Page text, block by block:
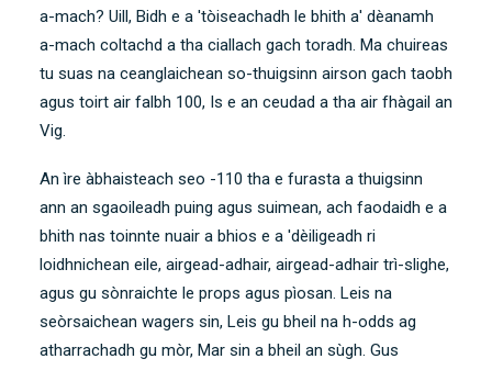
a-mach? Uill, Bidh e a 'tòiseachadh le bhith a' dèanamh
a-mach coltachd a tha ciallach gach toradh. Ma chuireas
tu suas na ceanglaichean so-thuigsinn airson gach taobh
agus toirt air falbh 100, Is e an ceudad a tha air fhàgail an
Vig.
An ìre àbhaisteach seo -110 tha e furasta a thuigsinn
ann an sgaoileadh puing agus suimean, ach faodaidh e a
bhith nas toinnte nuair a bhios e a 'dèiligeadh ri
loidhnichean eile, airgead-adhair, airgead-adhair trì-slighe,
agus gu sònraichte le props agus pìosan. Leis na
seòrsaichean wagers sin, Leis gu bheil na h-odds ag
atharrachadh gu mòr, Mar sin a bheil an sùgh. Gus